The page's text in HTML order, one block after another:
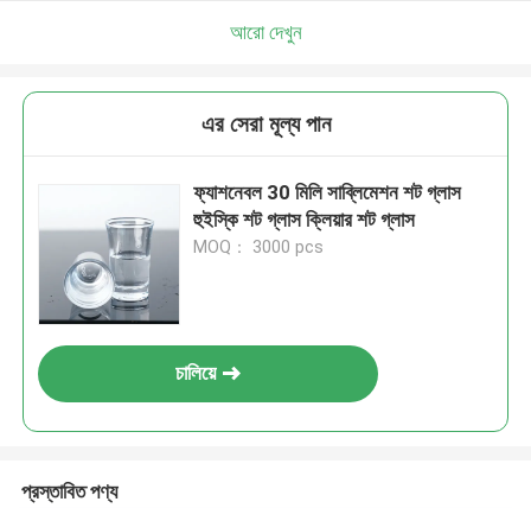
আরো দেখুন
এর সেরা মূল্য পান
ফ্যাশনেবল 30 মিলি সাব্লিমেশন শট গ্লাস
হুইস্কি শট গ্লাস ক্লিয়ার শট গ্লাস
MOQ： 3000 pcs
চালিয়ে
প্রস্তাবিত পণ্য